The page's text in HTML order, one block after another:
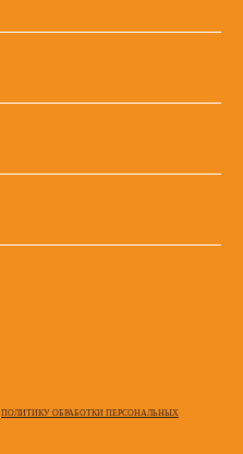
ПОЛИТИКУ ОБРАБОТКИ ПЕРСОНАЛЬНЫХ